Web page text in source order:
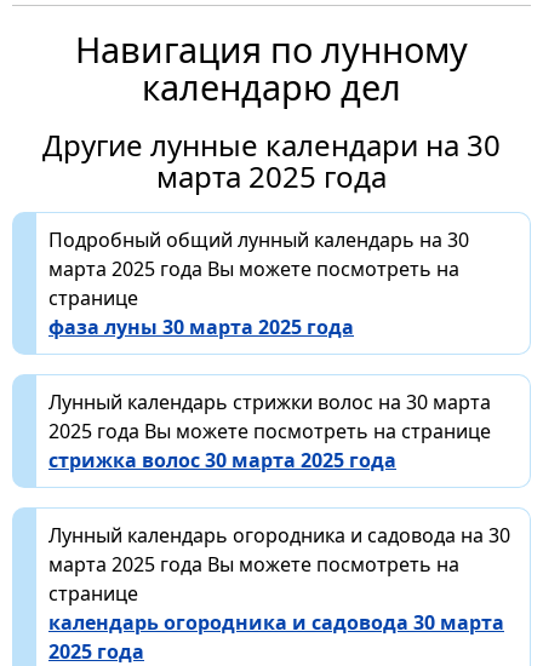
Навигация по лунному
календарю дел
Другие лунные календари на 30
марта 2025 года
Подробный общий лунный календарь на 30
марта 2025 года Вы можете посмотреть на
странице
фаза луны 30 марта 2025 года
Лунный календарь стрижки волос на 30 марта
2025 года Вы можете посмотреть на странице
стрижка волос 30 марта 2025 года
Лунный календарь огородника и садовода на 30
марта 2025 года Вы можете посмотреть на
странице
календарь огородника и садовода 30 марта
2025 года